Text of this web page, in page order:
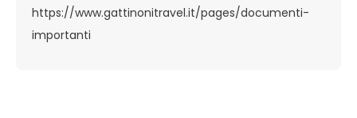
https://www.gattinonitravel.it/pages/documenti-
importanti